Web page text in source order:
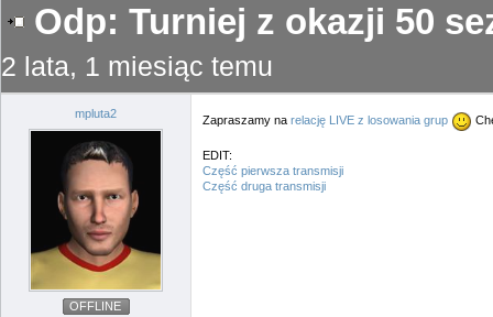
Odp: Turniej z okazji 50
2 lata, 1 miesiąc temu
mpluta2
OFFLINE
Zapraszamy na relację LIVE z losowania grup
EDIT:
Część pierwsza transmisji
Część druga transmisji